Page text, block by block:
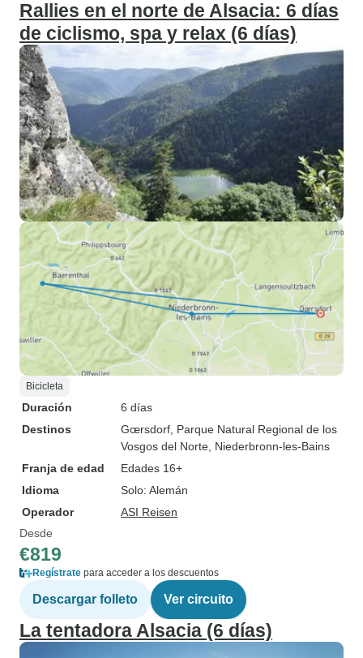
Rallies en el norte de Alsacia: 6 días
de ciclismo, spa y relax (6 días)
Bicicleta
Duración
6 días
Destinos
Gœrsdorf , Parque Natural Regional de los
Vosgos del Norte , Niederbronn-les-Bains
Franja de edad
Edades 16+
Idioma
Solo: Alemán
Operador
ASI Reisen
Desde
€819
Regístrate para acceder a los descuentos
Descargar folleto Ver circuito
La tentadora Alsacia (6 días)